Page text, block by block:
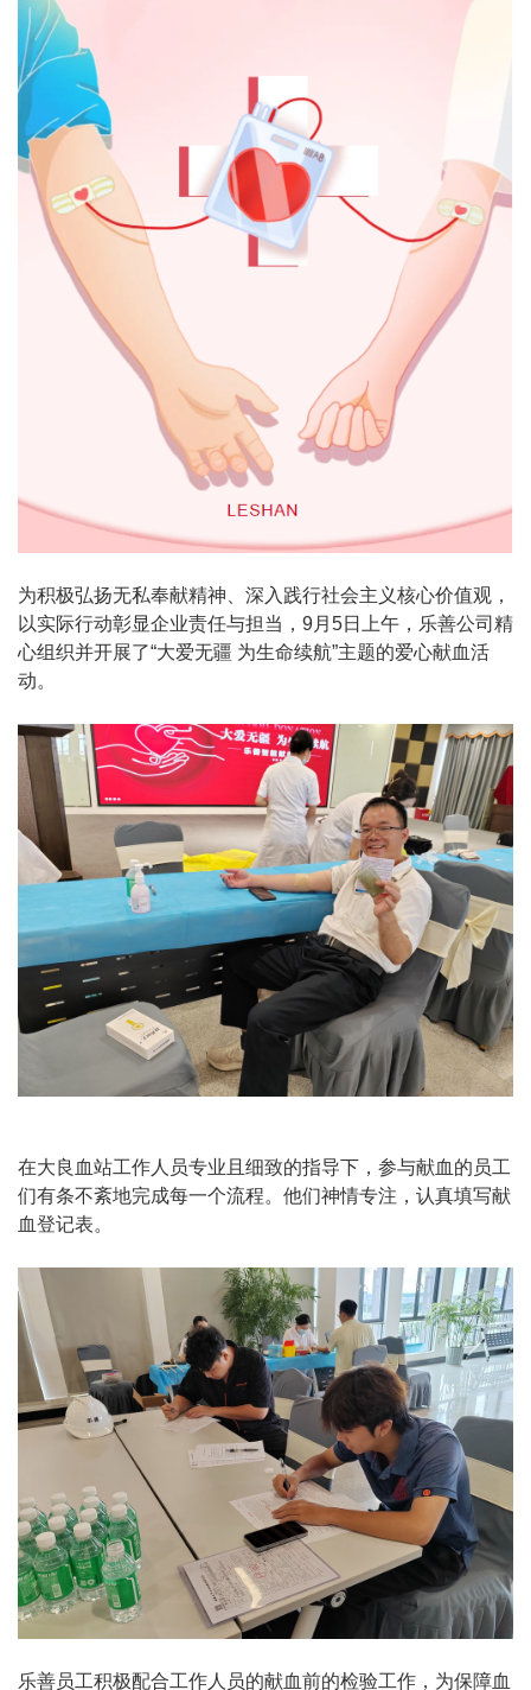
为积极弘扬无私奉献精神、深入践行社会主义核心价值观，
以实际行动彰显企业责任与担当，9月5日上午，乐善公司精
心组织并开展了“大爱无疆 为生命续航”主题的爱心献血活
动。
在大良血站工作人员专业且细致的指导下，参与献血的员工
们有条不紊地完成每一个流程。他们神情专注，认真填写献
血登记表。
乐善员工积极配合工作人员的献血前的检验工作，为保障血